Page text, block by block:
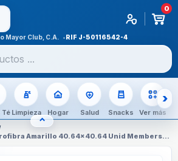
0
Mayor Club, C.A. RIF J-50116542-4
Té Limpieza Hogar Salud Snacks Ver más
⌃OCULTAR CATEGORÍAS
Amarillo 40.64x40.64 Unid Members